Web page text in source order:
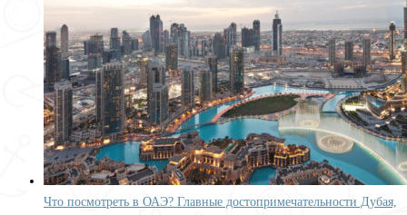
Что посмотреть в ОАЭ? Главные достопримечательности Дубая,